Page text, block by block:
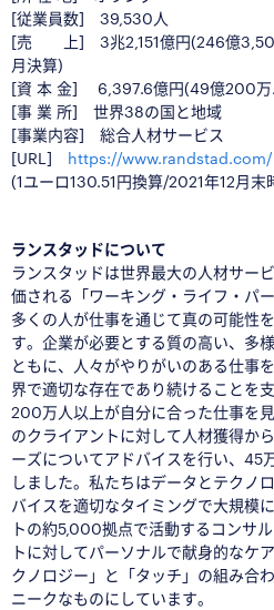
[従業員数] 39,530 人
[売 上] 3兆2,151億円(246億
月決算)
[資 本 金] 6,397.6億円(49億200万
[事 業 所] 世界38の国と地域
[事業内容] 総合人材サービス
[URL] https://www.randstad.com/
(1ユーロ130.51円換算/2021年12月末
ランスタッドについて
ランスタッドは世界最大の人材サー
価される「ワーキング・ライフ・パ
多くの人が仕事を通じて真の可能性
す。企業が必要とする質の高い、多
ともに、人々がやりがいのある仕事
界で適切な存在であり続けることを
200万人以上が自分に合った仕事を
のクライアントに対して人材獲得か
ーズについてアドバイスを行い、45
しました。私たちはデータとテクノ
バイスを適切なタイミングで大規模
トの約5,000拠点で活動するコンサ
トに対してパーソナルで献身的なケ
クノロジー」と「タッチ」の組み合
ニークなものにしています。